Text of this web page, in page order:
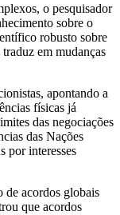
o pesquisador
sobre o
robusto sobre
em mudanças
apontando a
físicas já
das negociações
das Nações
por interesses
de acordos globais
que acordos